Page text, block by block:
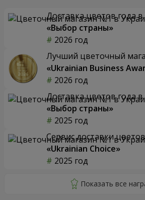
Доставка цветов года
«Выбор страны»
2026 год
Лучший цветочный
«Ukrainian Business
2026 год
Доставка цветов года
«Выбор страны»
2025 год
Сервис доставки цветов
«Ukrainian Choice»
2025 год